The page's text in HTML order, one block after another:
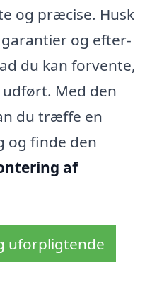
og præcise. Husk
og efter-
du kan forvente,
Med den
du træffe en
og finde den
af
uforpligtende